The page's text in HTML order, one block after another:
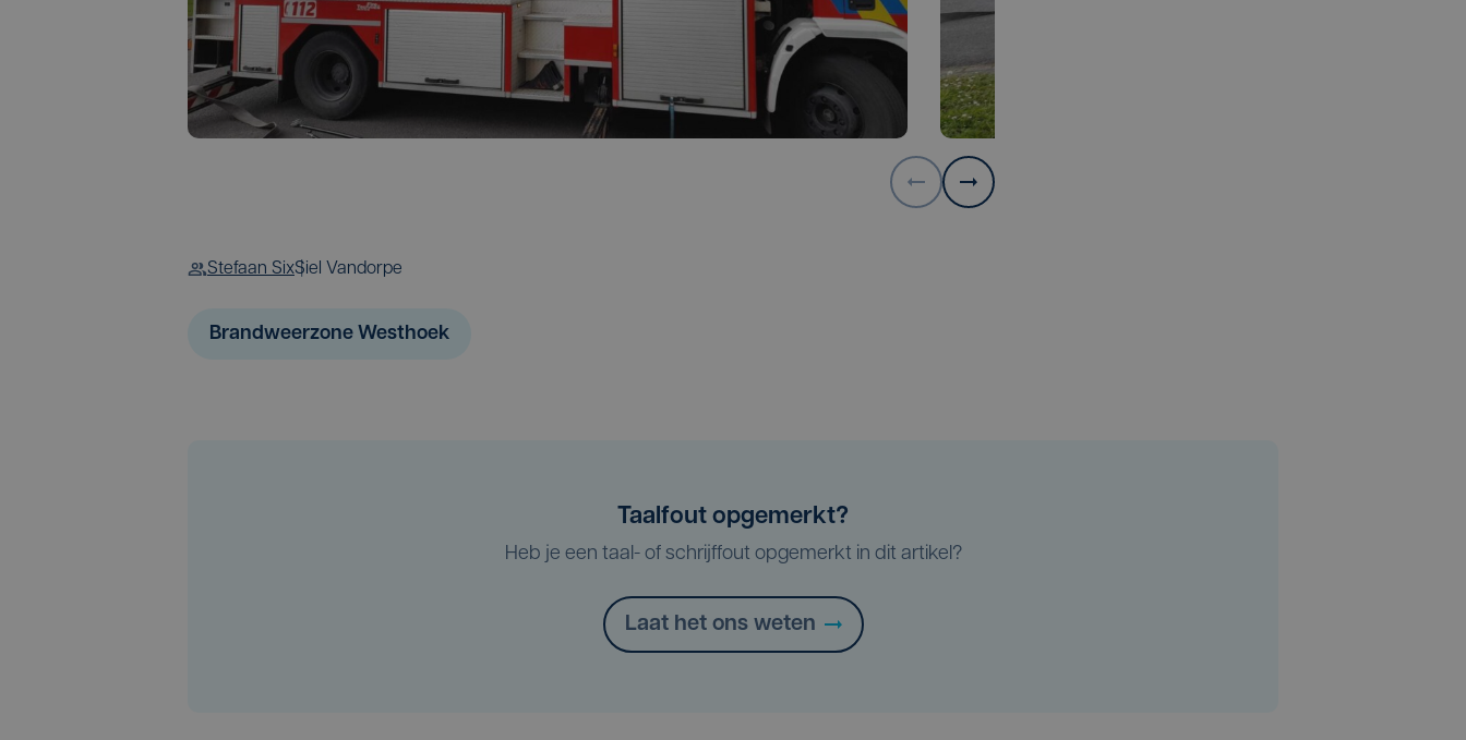
Stefaan SixSiel Vandorpe
Brandweerzone Westhoek
Taalfout opgemerkt?
Heb je een taal- of schrijffout opgemerkt in dit artikel?
Laat het ons weten